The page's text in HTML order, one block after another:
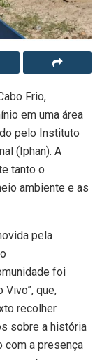
Frio,
em uma área
pelo Instituto
(Iphan). A
tanto o
ambiente e as
pela
foi
Vivo”, que,
recolher
sobre a história
com a presença